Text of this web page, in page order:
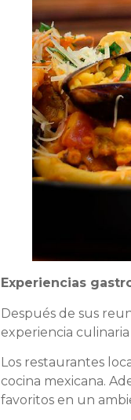
Experiencias
Después de sus
experiencia culinaria
Los restaurantes
cocina mexicana.
favoritos en un